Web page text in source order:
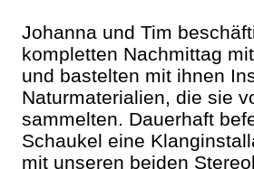
Johanna und Tim
kompletten Nachmittag
und bastelten mit ihnen
Naturmaterialien, die sie
sammelten. Dauerhaft
Schaukel eine
mit unseren beiden